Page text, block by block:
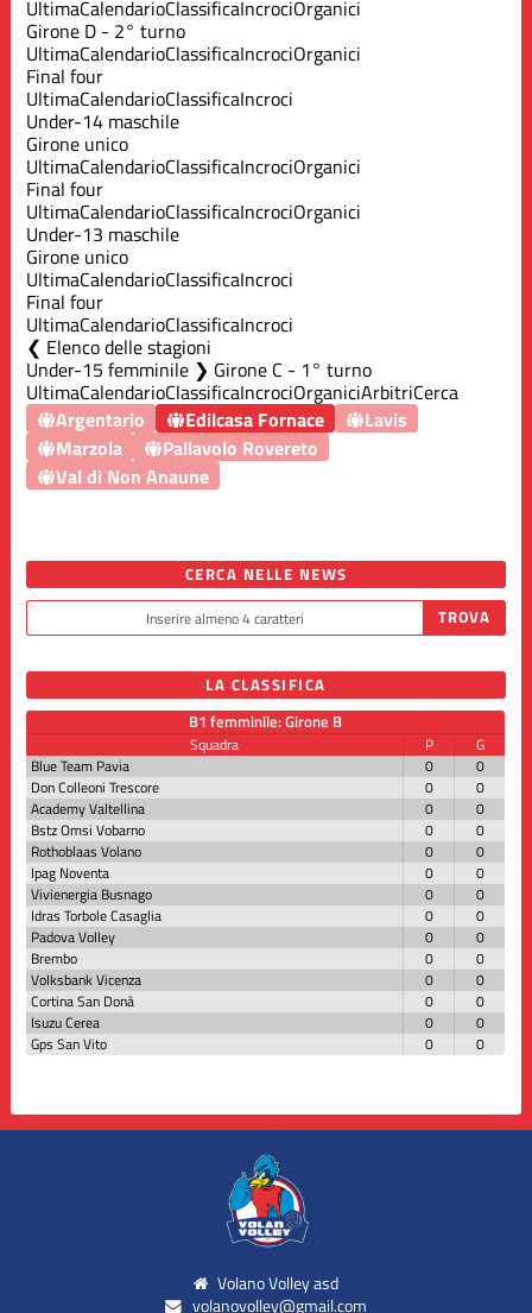
UltimaCalendarioClassificaIncrociOrganici
Girone D - 2° turno
UltimaCalendarioClassificaIncrociOrganici
Final four
UltimaCalendarioClassificaIncroci
Under-14 maschile
Girone unico
UltimaCalendarioClassificaIncrociOrganici
Final four
UltimaCalendarioClassificaIncrociOrganici
Under-13 maschile
Girone unico
UltimaCalendarioClassificaIncroci
Final four
UltimaCalendarioClassificaIncroci
Elenco delle stagioni
Under-15 femminile ❯ Girone C - 1° turno
UltimaCalendarioClassificaIncrociOrganiciArbitriCerca
Argentario
Edilcasa Fornace
Lavis
Marzola
Pallavolo Rovereto
Val di Non Anaune
CERCA NELLE NEWS
LA CLASSIFICA
B1 femminile: Girone B
Squadra P
G
Blue Team Pavia
0
0
Don Colleoni Trescore
0
0
Academy Valtellina
0
0
Bstz Omsi Vobarno
0
0
Rothoblaas Volano
0
0
Ipag Noventa
0
0
Vivienergia Busnago
0
0
Idras Torbole Casaglia
0
0
Padova Volley
0
0
Brembo
0
0
Volksbank Vicenza
0
0
Cortina San Donà
0
0
Isuzu Cerea
0
0
Gps San Vito
0 0
Volano Volley asd
volanovolley@gmail.com